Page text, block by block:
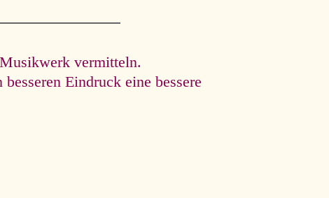
vermitteln.
Eindruck eine bessere